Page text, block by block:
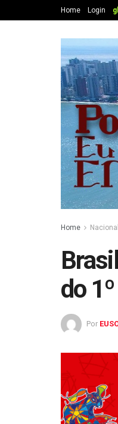
Home Login
Home Nacional
do
Por